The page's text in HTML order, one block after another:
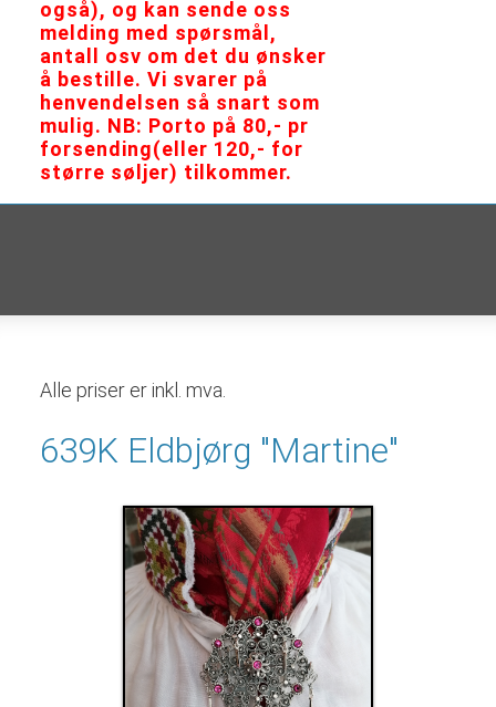
også), og kan sende oss
melding med spørsmål,
antall osv om det du ønsker
å bestille. Vi svarer på
henvendelsen så snart som
mulig. NB: Porto på 80,- pr
forsending(eller 120,- for
større søljer) tilkommer.
Alle priser er inkl. mva.
639K Eldbjørg "Martine"